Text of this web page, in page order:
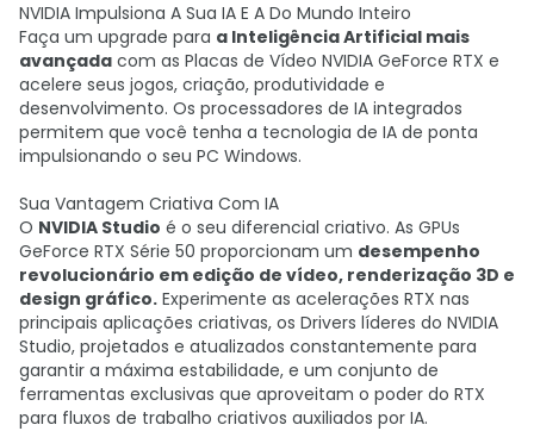
NVIDIA Impulsiona A Sua IA E A Do Mundo Inteiro
Faça um upgrade para a Inteligência Artificial mais
avançada com as Placas de Vídeo NVIDIA GeForce RTX e
acelere seus jogos, criação, produtividade e
desenvolvimento. Os processadores de IA integrados
permitem que você tenha a tecnologia de IA de ponta
impulsionando o seu PC Windows.
Sua Vantagem Criativa Com IA
O NVIDIA Studio é o seu diferencial criativo. As GPUs
GeForce RTX Série 50 proporcionam um desempenho
revolucionário em edição de vídeo, renderização 3D e
design gráfico. Experimente as acelerações RTX nas
principais aplicações criativas, os Drivers líderes do NVIDIA
Studio, projetados e atualizados constantemente para
garantir a máxima estabilidade, e um conjunto de
ferramentas exclusivas que aproveitam o poder do RTX
para fluxos de trabalho criativos auxiliados por IA.